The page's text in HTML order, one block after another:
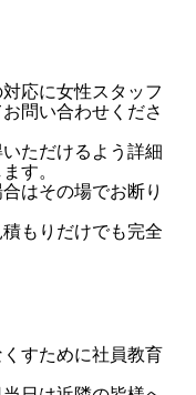
応に女性スタッフ
問い合わせくださ
ただけるよう詳細
す。
はその場でお断り
もりだけでも完全
すために社員教育